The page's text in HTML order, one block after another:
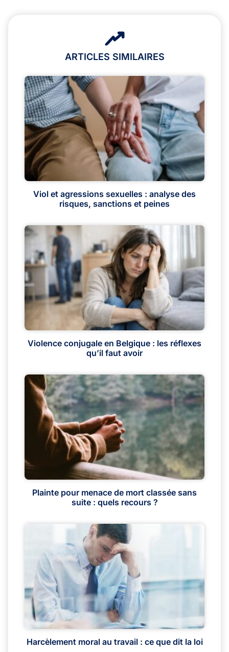
ARTICLES SIMILAIRES
Viol et agressions sexuelles : analyse des
risques, sanctions et peines
Violence conjugale en Belgique : les réflexes
qu’il faut avoir
Plainte pour menace de mort classée sans
suite : quels recours ?
Harcèlement moral au travail : ce que dit la loi